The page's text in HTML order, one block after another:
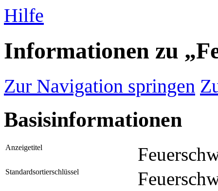
Hilfe
Informationen zu
Zur Navigation springen
Basisinformationen
Anzeigetitel
Standardsortierschlüssel